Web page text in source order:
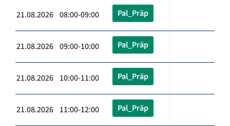
21.08.2026 08:00-09:00 Pal_Präp
21.08.2026 09:00-10:00 Pal_Präp
21.08.2026 10:00-11:00 Pal_Präp
21.08.2026 11:00-12:00 Pal_Präp